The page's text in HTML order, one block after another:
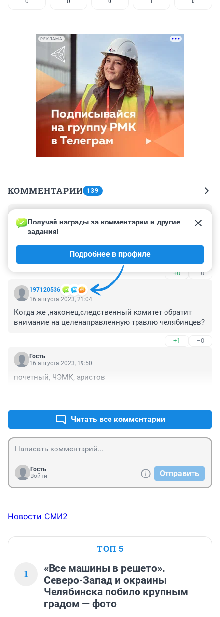
0 0 0 0
РЕКЛАМА
КОММЕНТАРИИ 139
16 августа 2023, 22:25
А зачем вводят режим НМУ, если его никто не
соблюдает? Даже если все автомобилисты в этот
день пересядут на велосипеды, заводы все равно
перекроют все это своими выбросами, что они
сегодня и сделали, судя по запаху этих НМУ +0 –0
197120536
Получай награды за комментарии и другие
задания!
Подробнее в профиле
16 августа 2023, 21:04
Когда же ,наконец,следственный комитет обратит
внимание на целенаправленную травлю челябинцев?
+1 –0
Гость
16 августа 2023, 19:50
почетный, ЧЭМК, аристов
Читать все комментарии
Гость
Войти
Отправить
Новости СМИ2
ТОП 5
1
«Все машины в решето».
Северо-Запад и окраины
Челябинска побило крупным
градом — фото